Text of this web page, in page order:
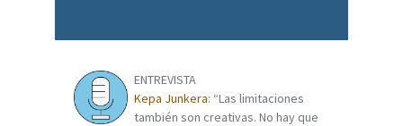
ENTREVISTA
Kepa Junkera: “Las limitaciones
también son creativas. No hay que